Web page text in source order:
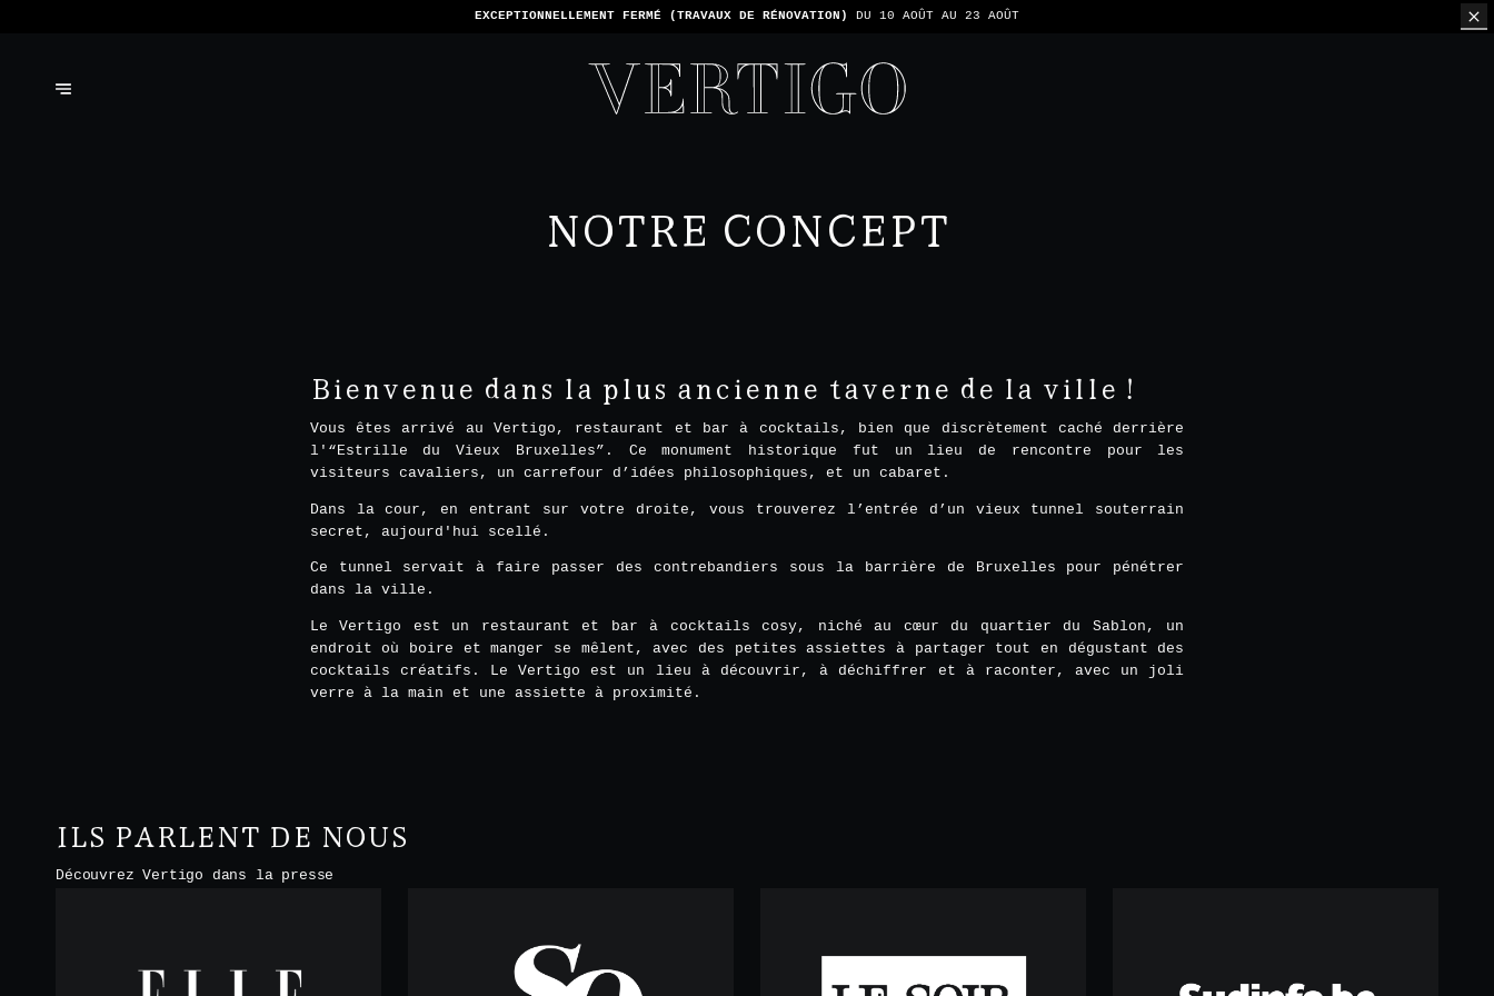
NOUS N'ACCEPTONS PAS LES PAIEMENTS EN ESPÈCE - SEULEMENT PAR CARTE - 1 ADDITION PAR TABLE
NOTRE CONCEPT
Bienvenue dans la plus ancienne taverne de la ville !
Vous êtes arrivé au Vertigo, restaurant et bar à cocktails, bien que discrètement caché derrière
l'“Estrille du Vieux Bruxelles”. Ce monument historique fut un lieu de rencontre pour les
visiteurs cavaliers, un carrefour d’idées philosophiques, et un cabaret.
Dans la cour, en entrant sur votre droite, vous trouverez l’entrée d’un vieux tunnel souterrain
secret, aujourd'hui scellé.
Ce tunnel servait à faire passer des contrebandiers sous la barrière de Bruxelles pour pénétrer
dans la ville.
Le Vertigo est un restaurant et bar à cocktails cosy, niché au cœur du quartier du Sablon, un
endroit où boire et manger se mêlent, avec des petites assiettes à partager tout en dégustant des
cocktails créatifs. Le Vertigo est un lieu à découvrir, à déchiffrer et à raconter, avec un joli
verre à la main et une assiette à proximité.
ILS PARLENT DE NOUS
Découvrez Vertigo dans la presse